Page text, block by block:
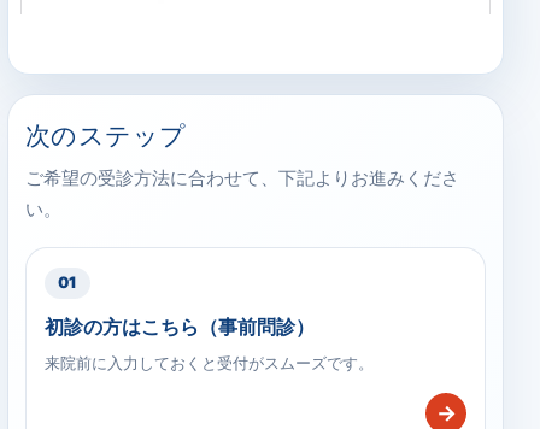
次のステップ
ご希望の受診方法に合わせて、下記よりお進みくださ
い。
01
初診の方はこちら（事前問診）
来院前に入力しておくと受付がスムーズです。
→